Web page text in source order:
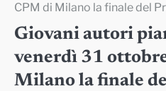
CPM di Milano la finale del
Giovani autori
venerdì 31
Milano la finale